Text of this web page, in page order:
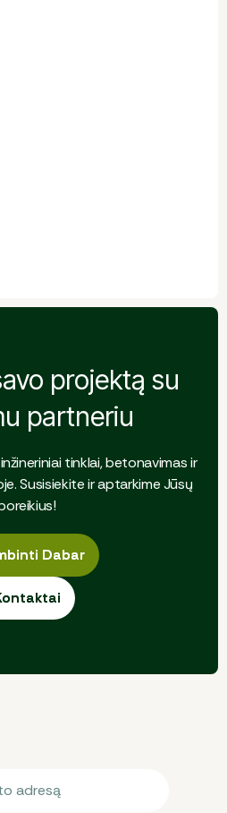
projektą su
partneriu
tinklai, betonavimas ir
Susisiekite ir aptarkime Jūsų
Dabar
Dabar